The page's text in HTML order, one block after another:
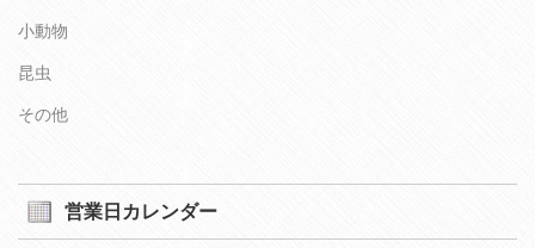
小動物
昆虫
その他
営業日カレンダー